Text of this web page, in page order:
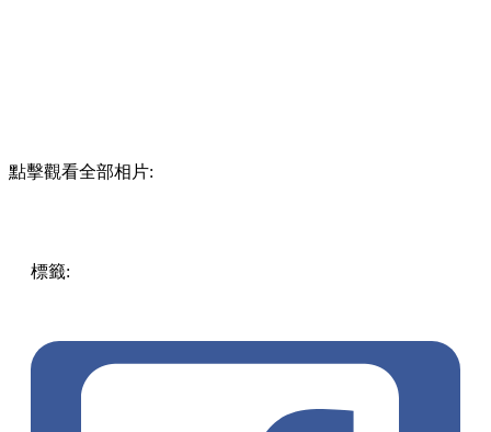
點擊觀看全部相片:
標籤: